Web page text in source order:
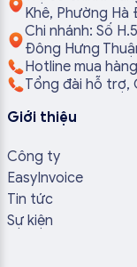
Khê, Phường Hà
Chi nhánh: Số
Đông Hưng
Hotline mua
Tổng đài hỗ trợ,
Giới thiệu
Công ty
EasyInvoice
Tin tức
Sự kiện